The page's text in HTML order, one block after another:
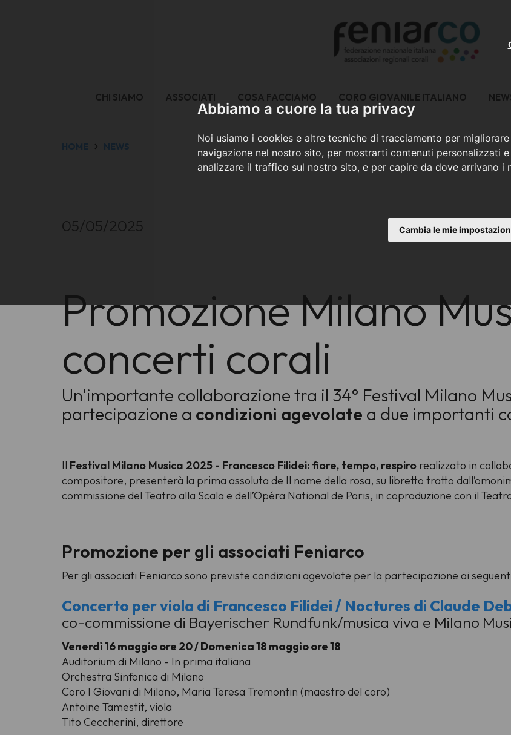
Abbiamo a cuore la tua privacy
Noi usiamo i cookies e altre tecniche di tracciamento per
navigazione nel nostro sito, per mostrarti contenuti personalizzati
analizzare il traffico sul nostro sito, e per capire da dove arrivano i
Cambia le mie
CHI SIAMO ASSOCIATI COSA FACCIAMO CORO GIOVANILE ITALIANO
HOME NEWS
05/05/2025
Promozione Milano
concerti corali
Un'importante collaborazione tra il 34° Festival Milano
partecipazione a condizioni agevolate a due importanti
Il Festival Milano Musica 2025 - Francesco Filidei: fiore, tempo, respiro realizzato in
compositore, presenterà la prima assoluta de Il nome della rosa, su libretto tratto
commissione del Teatro alla Scala e dell’Opéra National de Paris, in coproduzione con il
Promozione per gli associati Feniarco
Per gli associati Feniarco sono previste condizioni agevolate per la partecipazione ai
Concerto per viola di Francesco Filidei / Noctures di Claude
co-commissione di Bayerischer Rundfunk/musica viva e Milano
Venerdì 16 maggio ore 20 / Domenica 18 maggio ore 18
Auditorium di Milano - In prima italiana
Orchestra Sinfonica di Milano
Coro I Giovani di Milano, Maria Teresa Tremontin (maestro del coro)
Antoine Tamestit, viola
Tito Ceccherini, direttore